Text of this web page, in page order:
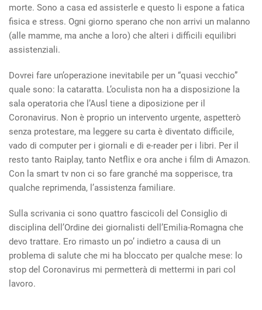
morte. Sono a casa ed assisterle e questo li espone a fatica
fisica e stress. Ogni giorno sperano che non arrivi un malanno
(alle mamme, ma anche a loro) che alteri i difficili equilibri
assistenziali.
Dovrei fare un’operazione inevitabile per un “quasi vecchio”
quale sono: la cataratta. L’oculista non ha a disposizione la
sala operatoria che l’Ausl tiene a diposizione per il
Coronavirus. Non è proprio un intervento urgente, aspetterò
senza protestare, ma leggere su carta è diventato difficile,
vado di computer per i giornali e di e-reader per i libri. Per il
resto tanto Raiplay, tanto Netflix e ora anche i film di Amazon.
Con la smart tv non ci so fare granché ma sopperisce, tra
qualche reprimenda, l’assistenza familiare.
Sulla scrivania ci sono quattro fascicoli del Consiglio di
disciplina dell’Ordine dei giornalisti dell’Emilia-Romagna che
devo trattare. Ero rimasto un po’ indietro a causa di un
problema di salute che mi ha bloccato per qualche mese: lo
stop del Coronavirus mi permetterà di mettermi in pari col
lavoro.